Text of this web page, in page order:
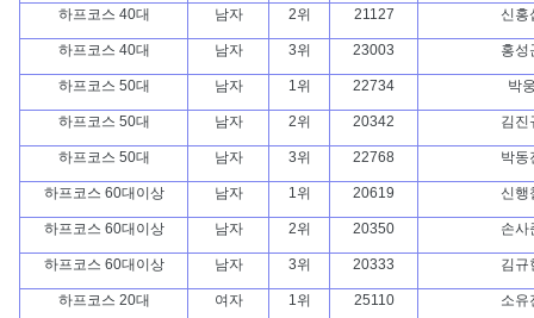
하프코스 40대 남자 2위 21127 신홍
하프코스 40대 남자 3위 23003 홍성
하프코스 50대 남자 1위 22734 박
하프코스 50대 남자 2위 20342 김진
하프코스 50대 남자 3위 22768 박동
하프코스 60대이상 남자 1위 20619 신행
하프코스 60대이상 남자 2위 20350 손사
하프코스 60대이상 남자 3위 20333 김규
하프코스 20대 여자 1위 25110 소유